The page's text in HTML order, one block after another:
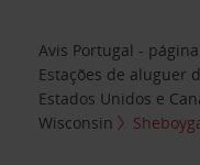
Avis Portugal -
Estações de aluguer
Estados Unidos e
Wisconsin